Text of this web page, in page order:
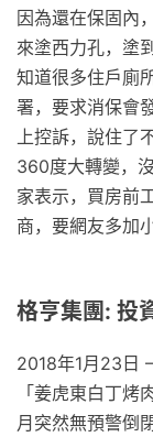
因為還在保固內
來塗西力孔，塗
知道很多住戶廁
署，要求消保會
上控訴，說住了
360度大轉變，
家表示，買房前
商，要網友多加小
格亨集團: 投
2018年1月23日
「姜虎東白丁
月突然無預警倒